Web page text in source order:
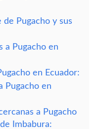
de Pugacho y sus
a Pugacho en
en Ecuador:
Pugacho en
a Pugacho
Imbabura: